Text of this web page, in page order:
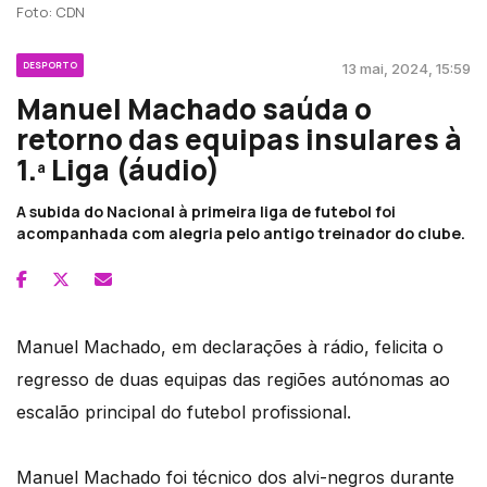
Foto: CDN
DESPORTO 13 mai, 2024, 15:59
Manuel Machado saúda o
retorno das equipas insulares à
1.ª Liga (áudio)
A subida do Nacional à primeira liga de futebol foi
acompanhada com alegria pelo antigo treinador do clube.
Manuel Machado, em declarações à rádio, felicita o
regresso de duas equipas das regiões autónomas ao
escalão principal do futebol profissional.
Manuel Machado foi técnico dos alvi-negros durante